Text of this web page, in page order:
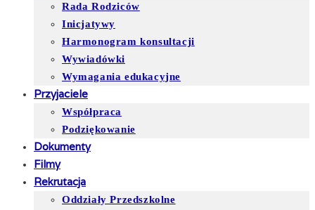
Rada Rodziców
Inicjatywy
Harmonogram konsultacji
Wywiadówki
Wymagania edukacyjne
Przyjaciele
Współpraca
Podziękowanie
Dokumenty
Filmy
Rekrutacja
Oddziały Przedszkolne